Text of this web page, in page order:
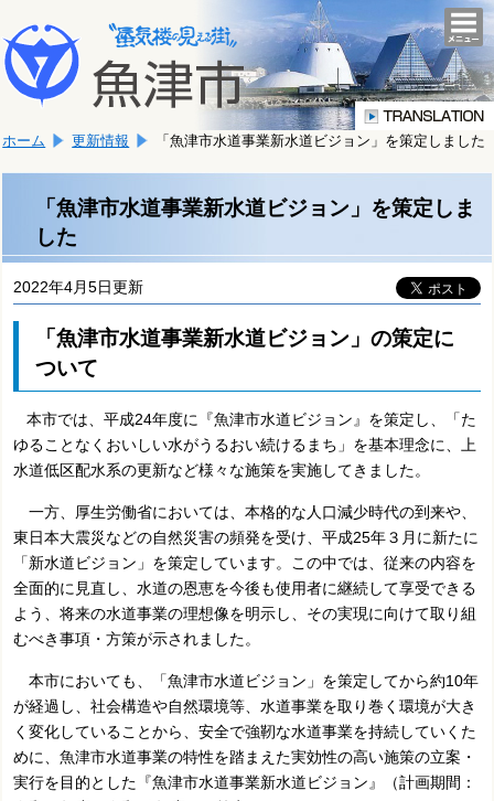
文
へ
移
ま
す。
こ
か
文
ホーム 更新情報 「魚津市水道事業新水道ビジョン」を策定しました
「魚津市水道事業新水道ビジョン」を策定しま
した
2022年4月5日更新
「魚津市水道事業新水道ビジョン」の策定に
ついて
本市では、平成24年度に『魚津市水道ビジョン』を策定し、「た
ゆることなくおいしい水がうるおい続けるまち」を基本理念に、上
水道低区配水系の更新など様々な施策を実施してきました。
一方、厚生労働省においては、本格的な人口減少時代の到来や、
東日本大震災などの自然災害の頻発を受け、平成25年３月に新たに
「新水道ビジョン」を策定しています。この中では、従来の内容を
全面的に見直し、水道の恩恵を今後も使用者に継続して享受できる
よう、将来の水道事業の理想像を明示し、その実現に向けて取り組
むべき事項・方策が示されました。
本市においても、「魚津市水道ビジョン」を策定してから約10年
が経過し、社会構造や自然環境等、水道事業を取り巻く環境が大き
く変化していることから、安全で強靭な水道事業を持続していくた
めに、魚津市水道事業の特性を踏まえた実効性の高い施策の立案・
実行を目的とした『魚津市水道事業新水道ビジョン』（計画期間：